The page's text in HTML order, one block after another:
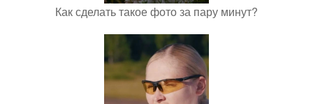
Как сделать такое фото за пару минут?